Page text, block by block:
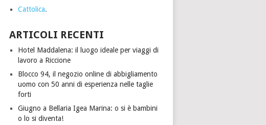
Cattolica.
ARTICOLI RECENTI
Hotel Maddalena: il luogo ideale per viaggi di
lavoro a Riccione
Blocco 94, il negozio online di abbigliamento
uomo con 50 anni di esperienza nelle taglie
forti
Giugno a Bellaria Igea Marina: o si è bambini
o lo si diventa!